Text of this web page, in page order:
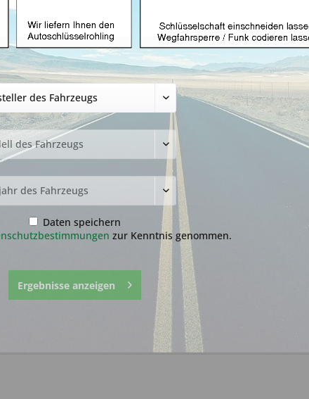
Autoschlüssel ohne Funk
Autoschlüsselgehäuse und
Zubehör
Daten speichern
zur Kenntnis genommen.
Ergebnisse anzeigen